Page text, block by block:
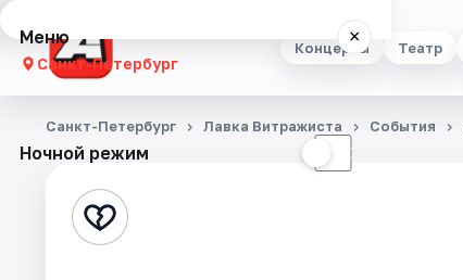
Концерты Театр
Меню ×
Санкт-Петербург
Концерты
Стендап
Ночной режим ☾
Санкт-Петербург Лавка Витражиста События